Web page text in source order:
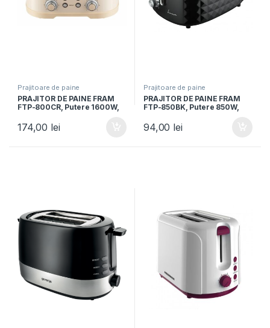
Prajitoare de paine
PRAJITOR DE PAINE FRAM
FTP-800CR, Putere 1600W,
rumenire, Crem
174,00 lei
Prajitoare de paine
PRAJITOR DE PAINE FRAM
FTP-850BK, Putere 850W,
de rumenire, Negru
94,00 lei